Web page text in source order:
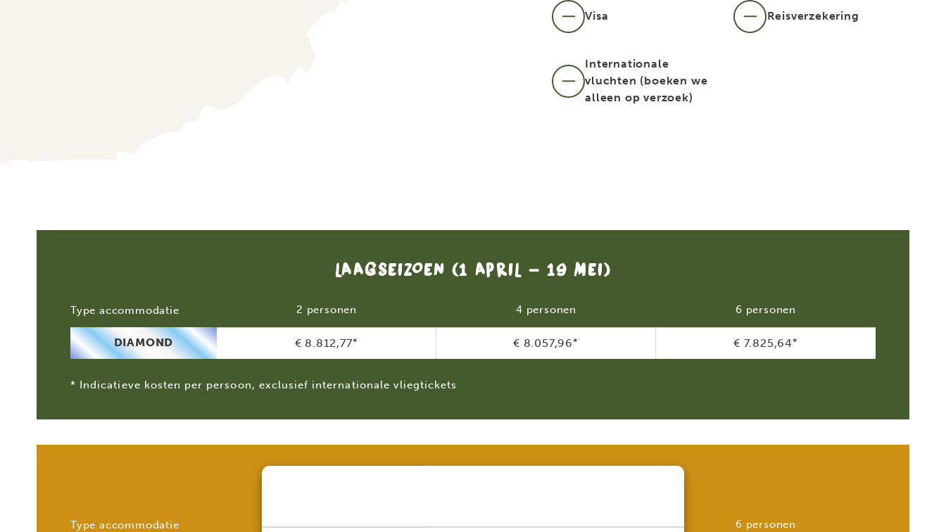
Visa Reisverzekering
Internationale
vluchten (boeken we
alleen op verzoek)
LAAGSEIZOEN (1 APRIL - 19 MEI)
Type accommodatie 2 personen 4 personen 6 personen
DIAMOND € 8.812,77* € 8.057,96* € 7.825,64*
* Indicatieve kosten per persoon, exclusief internationale vliegtickets
Type accommodatie 2 personen 4 personen 6 personen